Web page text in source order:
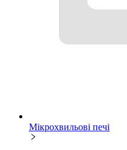
Мікрохвильові печі